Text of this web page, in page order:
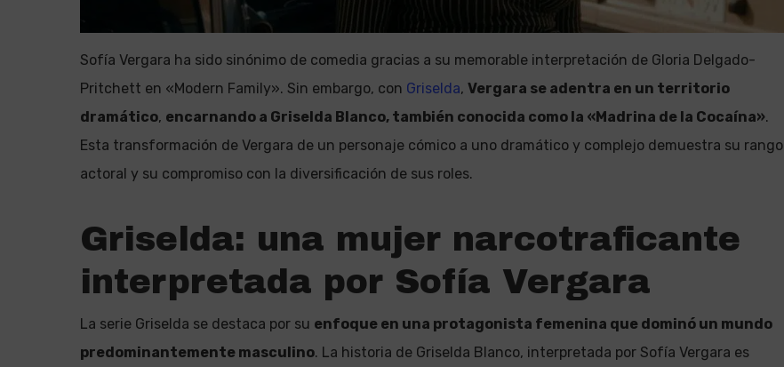
Sofía Vergara ha sido sinónimo de comedia gracias a su memorable interpretación de Gloria Delgado-
Pritchett en «Modern Family». Sin embargo, con Griselda, Vergara se adentra en un territorio
dramático, encarnando a Griselda Blanco, también conocida como la «Madrina de la Cocaína».
Esta transformación de Vergara de un personaje cómico a uno dramático y complejo demuestra su rango
actoral y su compromiso con la diversificación de sus roles.
Griselda: una mujer narcotraficante
interpretada por Sofía Vergara
La serie Griselda se destaca por su enfoque en una protagonista femenina que dominó un mundo
predominantemente masculino. La historia de Griselda Blanco, interpretada por Sofía Vergara es